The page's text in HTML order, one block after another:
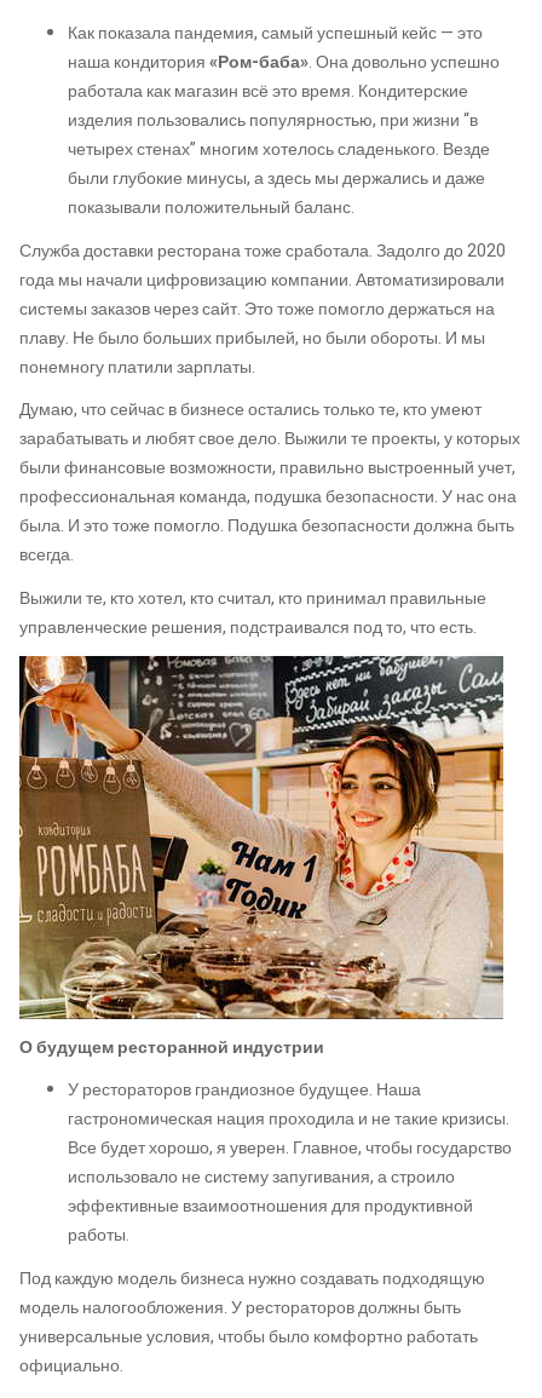
Как показала пандемия, самый успешный кейс — это
наша кондитория«Ром-баба». Она довольно успешно
работала как магазин всё это время. Кондитерские
изделия пользовались популярностью, при жизни “в
четырех стенах” многим хотелось сладенького. Везде
были глубокие минусы, а здесь мы держались и даже
показывали положительный баланс.
Служба доставки ресторана тоже сработала. Задолго до 2020
года мы начали цифровизацию компании. Автоматизировали
системы заказов через сайт. Это тоже помогло держаться на
плаву. Не было больших прибылей, но были обороты. И мы
понемногу платили зарплаты.
Думаю, что сейчас в бизнесе остались только те, кто умеют
зарабатывать и любят свое дело. Выжили те проекты, у которых
были финансовые возможности, правильно выстроенный учет,
профессиональная команда, подушка безопасности. У нас она
была. И это тоже помогло. Подушка безопасности должна быть
всегда.
Выжили те, кто хотел, кто считал, кто принимал правильные
управленческие решения, подстраивался под то, что есть.
О будущемресторанной индустрии
У рестораторов грандиозное будущее. Наша
гастрономическая нация проходила и не такие кризисы.
Все будет хорошо, я уверен. Главное, чтобы государство
использовало не систему запугивания, а строило
эффективные взаимоотношения для продуктивной
работы.
Под каждую модель бизнеса нужно создавать подходящую
модель налогообложения. У рестораторов должны быть
универсальные условия, чтобы было комфортно работать
официально.